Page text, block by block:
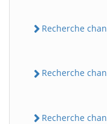
Recherche
Recherche
Recherche